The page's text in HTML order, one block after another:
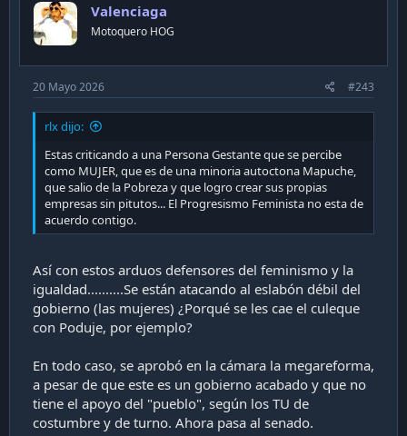
o
n
s
Valenciaga
Motoquero HOG
20 Mayo 2026 #243
rlx dijo:
Estas criticando a una Persona Gestante que se percibe
como MUJER, que es de una minoria autoctona Mapuche,
que salio de la Pobreza y que logro crear sus propias
empresas sin pitutos... El Progresismo Feminista no esta de
acuerdo contigo.
Así con estos arduos defensores del feminismo y la
igualdad..........Se están atacando al eslabón débil del
gobierno (las mujeres) ¿Porqué se les cae el culeque
con Poduje, por ejemplo?
En todo caso, se aprobó en la cámara la megareforma,
a pesar de que este es un gobierno acabado y que no
tiene el apoyo del "pueblo", según los TU de
costumbre y de turno. Ahora pasa al senado.